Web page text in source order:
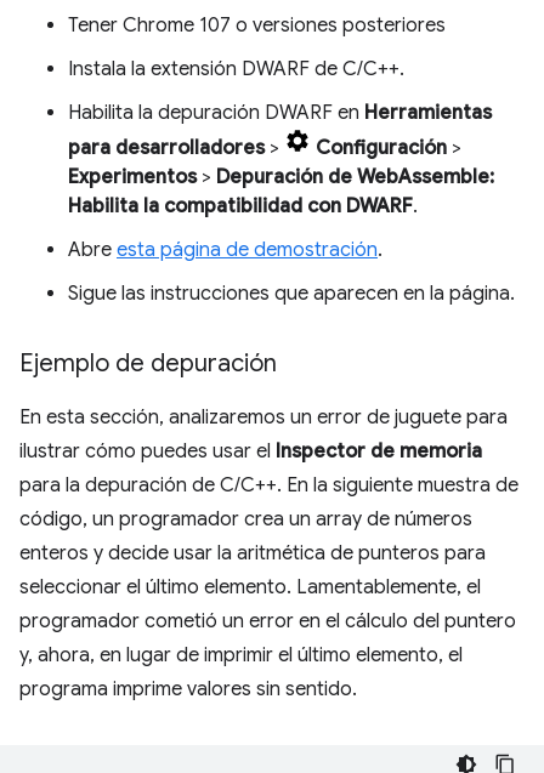
Tener Chrome 107 o versiones posteriores
Instala la extensión DWARF de C/C++.
Habilita la depuración DWARF en Herramientas
para desarrolladores> Configuración >
Experimentos> Depuración de WebAssemble:
Habilita la compatibilidad con DWARF.
Abre esta página de demostración.
Sigue las instrucciones que aparecen en la página.
Ejemplo de depuración
En esta sección, analizaremos un error de juguete para
ilustrar cómo puedes usar el Inspector de memoria
para la depuración de C/C++. En la siguiente muestra de
código, un programador crea un array de números
enteros y decide usar la aritmética de punteros para
seleccionar el último elemento. Lamentablemente, el
programador cometió un error en el cálculo del puntero
y, ahora, en lugar de imprimir el último elemento, el
programa imprime valores sin sentido.